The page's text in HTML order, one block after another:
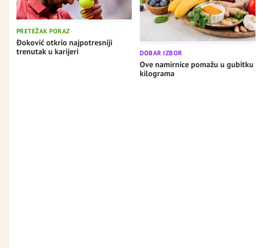
PRETEŽAK PORAZ
Đoković otkrio najpotresniji
trenutak u karijeri
DOBAR IZBOR
Ove namirnice pomažu u gubitku
kilograma